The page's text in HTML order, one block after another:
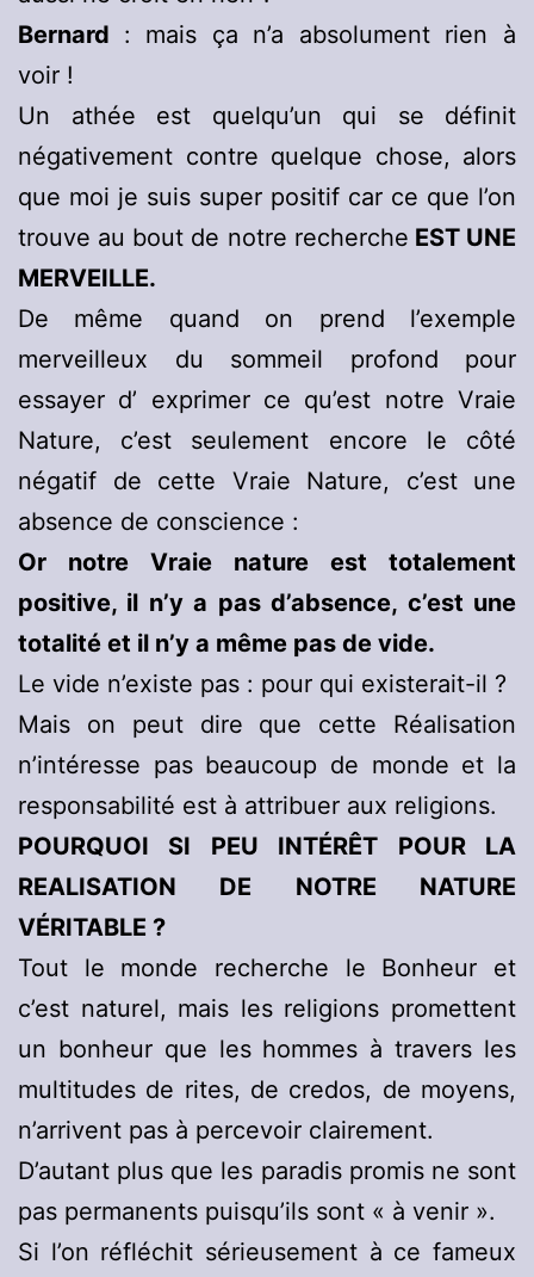
Bernard : mais ça n’a absolument rien à
voir !
Un athée est quelqu’un qui se définit
négativement contre quelque chose, alors
que moi je suis super positif car ce que l’on
trouve au bout de notre recherche EST UNE
MERVEILLE.
De même quand on prend l’exemple
merveilleux du sommeil profond pour
essayer d’ exprimer ce qu’est notre Vraie
Nature, c’est seulement encore le côté
négatif de cette Vraie Nature, c’est une
absence de conscience :
Or notre Vraie nature est totalement
positive, il n’y a pas d’absence, c’est une
totalité et il n’y a même pas de vide.
Le vide n’existe pas : pour qui existerait-il ?
Mais on peut dire que cette Réalisation
n’intéresse pas beaucoup de monde et la
responsabilité est à attribuer aux religions.
POURQUOI SI PEU INTÉRÊT POUR LA
REALISATION DE NOTRE NATURE
VÉRITABLE ?
Tout le monde recherche le Bonheur et
c’est naturel, mais les religions promettent
un bonheur que les hommes à travers les
multitudes de rites, de credos, de moyens,
n’arrivent pas à percevoir clairement.
D’autant plus que les paradis promis ne sont
pas permanents puisqu’ils sont « à venir ».
Si l’on réfléchit sérieusement à ce fameux